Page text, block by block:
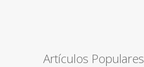
Artículos Populares